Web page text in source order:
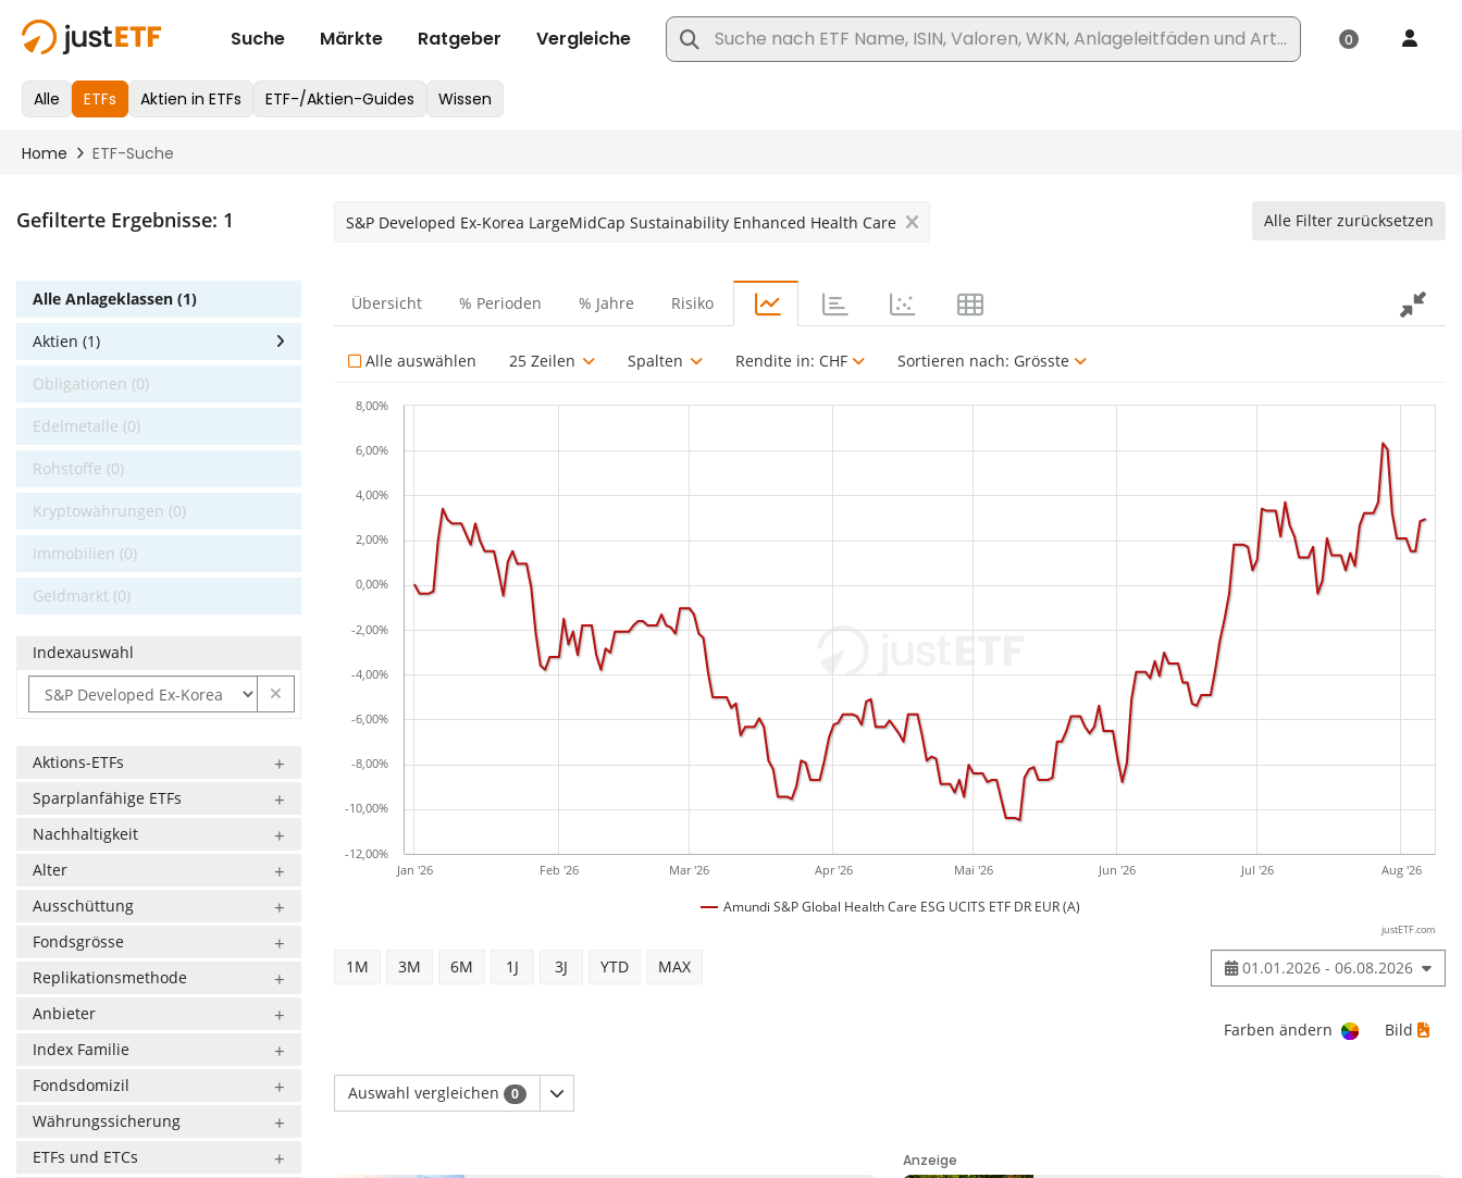
Gefilterte Ergebnisse: 1 S&P Developed Ex-Korea LargeMidCap Sustainability Enhanced Health Care Alle Filter zurücksetzen
Alle Anlageklassen (1)
Aktien (1)
Obligationen (0)
Edelmetalle (0)
Rohstoffe (0)
Kryptowährungen (0)
Immobilien (0)
Geldmarkt (0)
Indexauswahl
Aktions-ETFs
Sparplanfähige ETFs
Nachhaltigkeit
Alter
Ausschüttung
Fondsgrösse
Replikationsmethode
Anbieter
Index Familie
Fondsdomizil
Währungssicherung
ETFs und ETCs
Übersicht % Perioden % Jahre Risiko
Alle auswählen 25 Zeilen Spalten Rendite in: CHF Sortieren nach: Grösste
Amundi S&P Global Health Care ESG UCITS ETF DR EUR (A)
Jan '26 Feb '26 Mar '26 Apr '26 Mai '26 Jun '26 Jul '26 Aug '26
-12,00%
-10,00%
-8,00%
-6,00%
-4,00%
-2,00%
0,00%
2,00%
4,00%
6,00%
8,00%
justETF.com
1M 3M 6M 1J 3J YTD MAX 01.01.2026 - 06.08.2026
Farben ändern Bild
Auswahl vergleichen 0